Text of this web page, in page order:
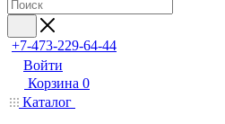
+7-473-229-64-44
Войти
Корзина 0
Каталог